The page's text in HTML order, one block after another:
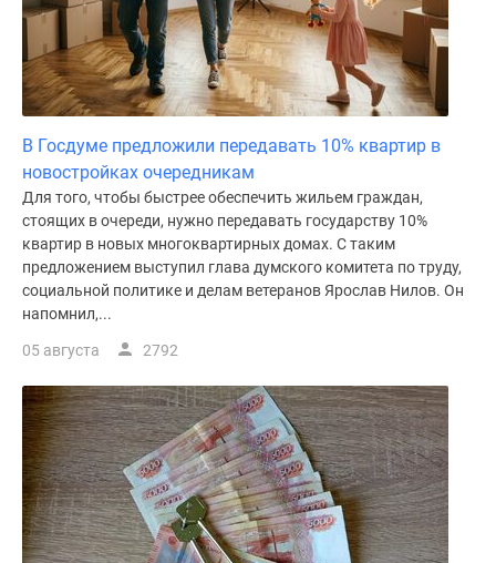
Дома
коттеджи
Коттеджные
поселки
Новой
Москве
Готовые
коттеджные
поселки
Строящиеся
поселки
Коттеджные
поселки
лесу
Коттеджные
поселки
В Госдуме предложили передавать 10% квартир в
новостройках очередникам
Для того, чтобы быстрее обеспечить жильем граждан,
стоящих в очереди, нужно передавать государству 10%
квартир в новых многоквартирных домах. С таким
предложением выступил глава думского комитета по труду,
социальной политике и делам ветеранов Ярослав Нилов. Он
напомнил,...
05 августа 2792